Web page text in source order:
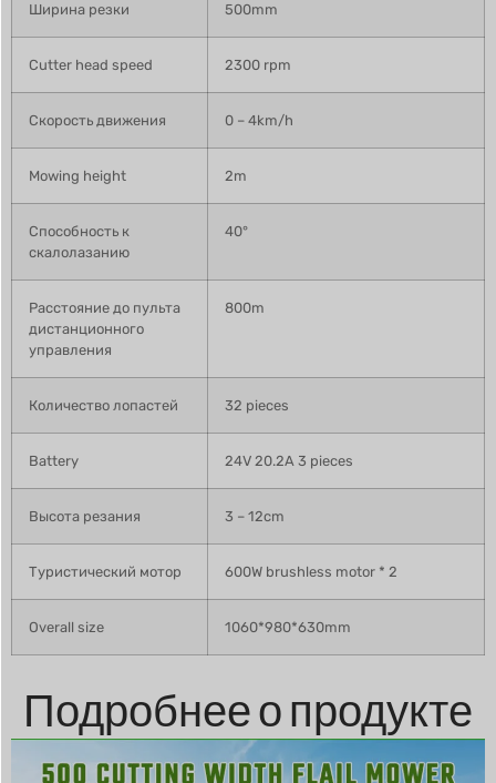
Ширина резки 500mm
Cutter head speed 2300 rpm
Скорость движения 0 – 4km/h
Mowing height 2m
Способность к
скалолазанию
40°
Расстояние до пульта
дистанционного
управления
800m
Количество лопастей 32 pieces
Battery 24V 20.2A 3 pieces
Высота резания 3 – 12cm
Туристический мотор 600W brushless motor * 2
Overall size 1060*980*630mm
Подробнее о продукте